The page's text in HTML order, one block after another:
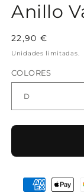
Anillo
Precio
habitual
22,90 €
Unidades limitadas.
COLORES